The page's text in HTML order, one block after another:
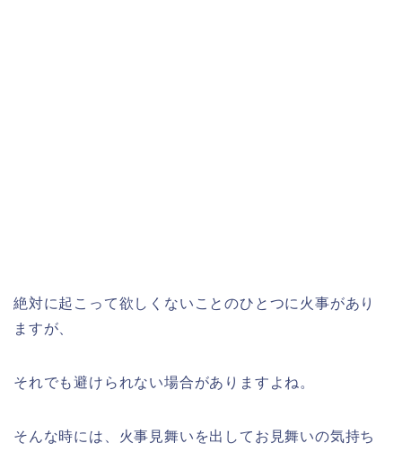
絶対に起こって欲しくないことのひとつに火事があり
ますが、
それでも避けられない場合がありますよね。
そんな時には、火事見舞いを出してお見舞いの気持ち